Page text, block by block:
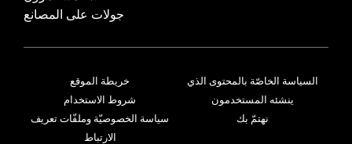
جولات على المصانع
خريطة الموقع
شروط الاستخدام
سياسة الخصوصيّة وملفّات تعريف
الارتباط
السياسة الخاصّة بالمحتوى الذي
ينشئه المستخدمون
نهتمّ بك